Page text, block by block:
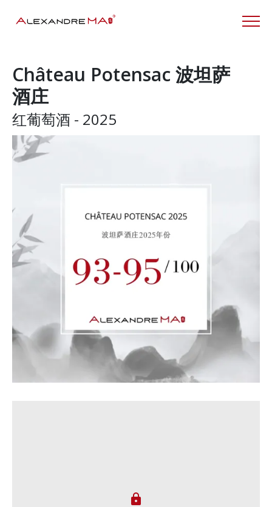
Château Potensac 波坦萨
酒庄
红葡萄酒 - 2025
